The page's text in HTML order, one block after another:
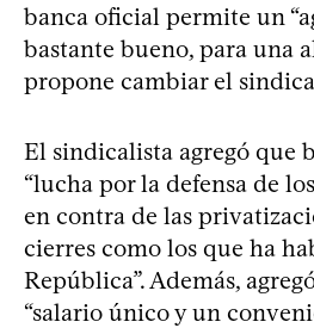
banca oficial permite un
bastante bueno, para una
propone cambiar el
El sindicalista agregó que
“lucha por la defensa de
en contra de las
cierres como los que ha
República”. Además,
“salario único y un